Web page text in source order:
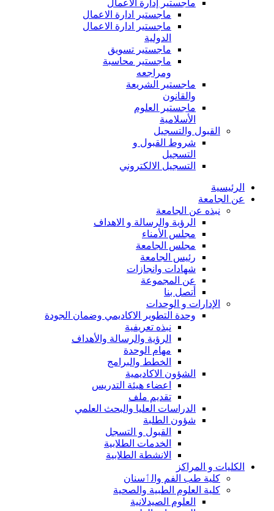
ماجستير إدارة الأعمال
ماجستير ادارة الاعمال
ماجستير ادارة الاعمال
الدولية
ماجستير تسويق
ماجستير محاسبة
ومراجعه
ماجستير الشريعة
والقانون
ماجستير العلوم
الأسلامية
القبول والتسجيل
شروط القبول و
التسجيل
التسجيل الالكتروني
الرئيسية
عن الجامعة
نبذه عن الجامعة
الرؤية والرسالة و الاهداف
مجلس الأمناء
مجلس الجامعة
رئيس الجامعة
شهادات وانجازات
عن المجموعة
أتصل بنا
الإدارات و الوحدات
وحدة التطوير الاكاديمي وضمان الجودة
نبذه تعريفية
الرؤية والرسالة والأهداف
مهام الوحدة
الخطط والبرامج
الشؤون الاكاديمية
اعضاء هيئة التدريس
تقديم ملف
الدراسات العليا والبحث العلمي
شؤون الطلبة
القبول و التسجل
الخدمات الطلابية
الانشطة الطلابية
الكليات و المراكز
كلية طب الفم والٲسنان
كلية العلوم الطبية والصحية
العلوم الصيدلانية